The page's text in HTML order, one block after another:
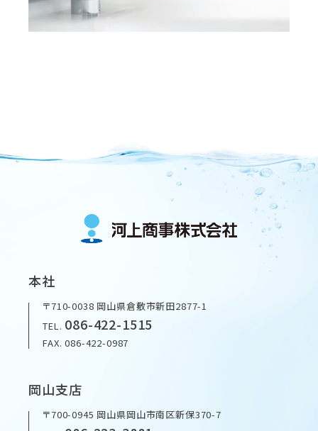
本社
〒710-0038 岡山県倉敷市新田2877-1
TEL. 086-422-1515
FAX. 086-422-0987
岡山支店
〒700-0945 岡山県岡山市南区新保370-7